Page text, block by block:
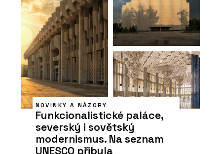
NOVINKY A NÁZORY
Funkcionalistické paláce,
severský i sovětský
modernismus. Na seznam
UNESCO přibyla